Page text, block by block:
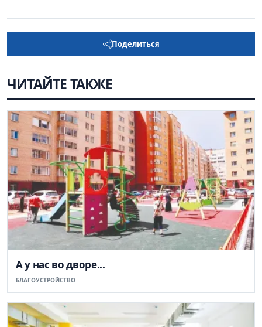
Поделиться
ЧИТАЙТЕ ТАКЖЕ
А у нас во дворе...
БЛАГОУСТРОЙСТВО